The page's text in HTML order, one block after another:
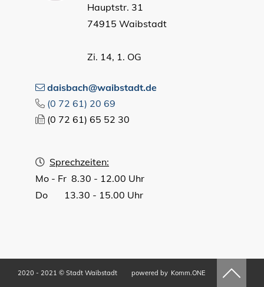
Hauptstr. 31
74915 Waibstadt
Zi. 14, 1. OG
daisbach@waibstadt.de
(0 72 61) 20 69
(0 72 61) 65 52 30
Sprechzeiten:
Mo - Fr 8.30 - 12.00 Uhr
Do 13.30 - 15.00 Uhr
2020 - 2021 © Stadt Waibstadt powered by Komm.ONE